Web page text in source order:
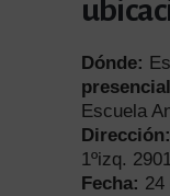
Dónde:
Escuela
Dirección:
1ºizq.
Fecha: 24